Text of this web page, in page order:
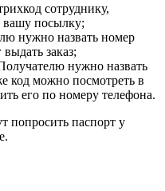
сотруднику,
вашу посылку;
нужно назвать номер
заказ;
нужно назвать
код можно посмотреть в
его по номеру телефона.
попросить паспорт у